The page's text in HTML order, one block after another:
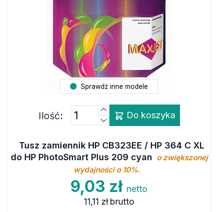
Sprawdź inne modele
Ilość: Do koszyka
Tusz zamiennik HP CB323EE / HP 364 C XL
do HP PhotoSmart Plus 209 cyan o zwiększonej
wydajności o 10%.
9,03 zł netto
11,11 zł brutto